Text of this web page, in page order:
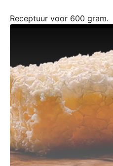
Receptuur voor 600 gram.